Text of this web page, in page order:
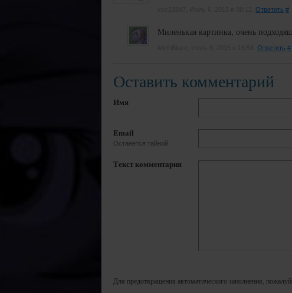
Ответить #
Миленькая картинка, очень
Ответить #
Оставить комментарий
Имя
Email
Останется тайной.
Текст комментария
Для предотвращения автоматического заполнения,